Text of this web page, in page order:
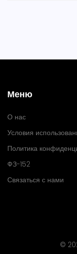
Меню
О нас
Условия
Политика
ФЗ-152
Связаться с нами
©